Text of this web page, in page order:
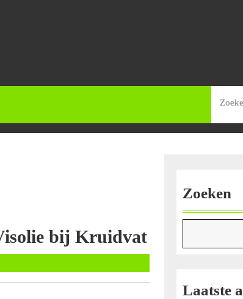
naar:
bij Kruidvat
Zoeken
Laatste